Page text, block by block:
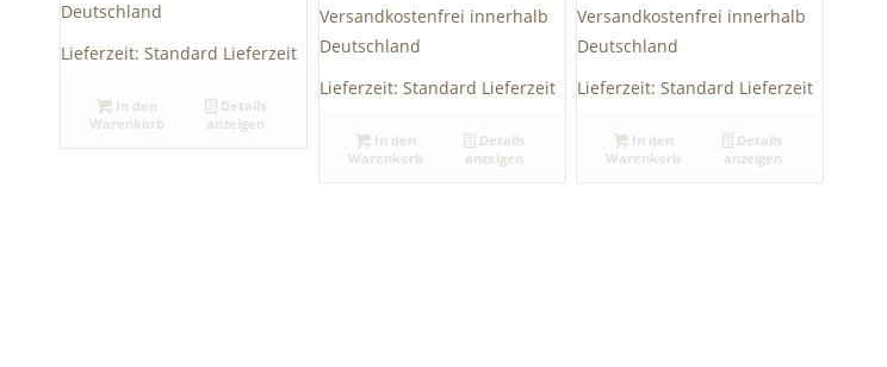
Deutschland
Lieferzeit: Standard Lieferzeit
In den
Warenkorb
Details
anzeigen
ist:
59,90 €.
Versandkostenfrei innerhalb
Deutschland
Lieferzeit: Standard Lieferzeit
In den
Warenkorb
Details
anzeigen
ist:
84,90 €.
Versandkostenfrei innerhalb
Deutschland
Lieferzeit:Standard Lieferzeit
In den
Warenkorb
Details
anzeigen